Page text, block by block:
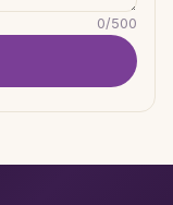
0/500